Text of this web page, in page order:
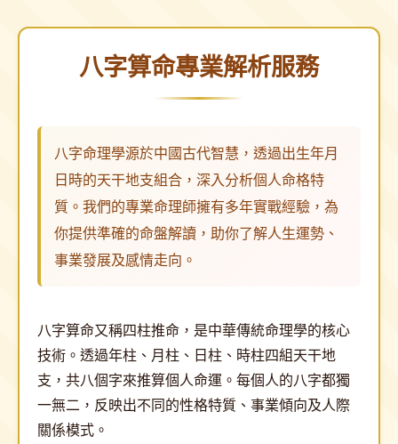
八字算命專業解析服務
八字命理學源於中國古代智慧，透過出生年月
日時的天干地支組合，深入分析個人命格特
質。我們的專業命理師擁有多年實戰經驗，為
你提供準確的命盤解讀，助你了解人生運勢、
事業發展及感情走向。
八字算命又稱四柱推命，是中華傳統命理學的核心
技術。透過年柱、月柱、日柱、時柱四組天干地
支，共八個字來推算個人命運。每個人的八字都獨
一無二，反映出不同的性格特質、事業傾向及人際
關係模式。